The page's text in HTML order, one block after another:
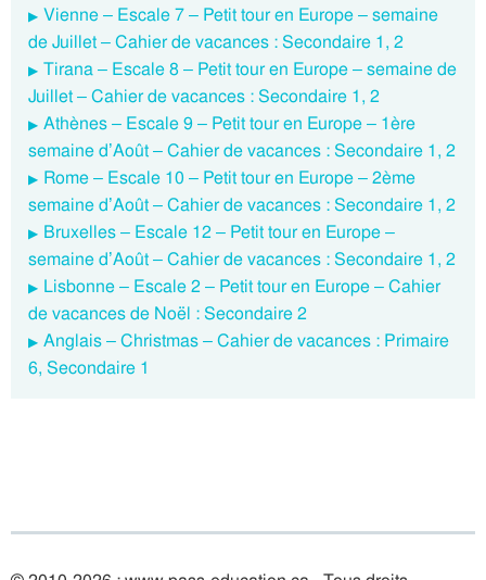
Vienne – Escale 7 – Petit tour en Europe – semaine
de Juillet – Cahier de vacances : Secondaire 1, 2
Tirana – Escale 8 – Petit tour en Europe – semaine de
Juillet – Cahier de vacances : Secondaire 1, 2
Athènes – Escale 9 – Petit tour en Europe – 1ère
semaine d’Août – Cahier de vacances : Secondaire 1, 2
Rome – Escale 10 – Petit tour en Europe – 2ème
semaine d’Août – Cahier de vacances : Secondaire 1, 2
Bruxelles – Escale 12 – Petit tour en Europe –
semaine d’Août – Cahier de vacances : Secondaire 1, 2
Lisbonne – Escale 2 – Petit tour en Europe – Cahier
de vacances de Noël : Secondaire 2
Anglais – Christmas – Cahier de vacances : Primaire
6, Secondaire 1